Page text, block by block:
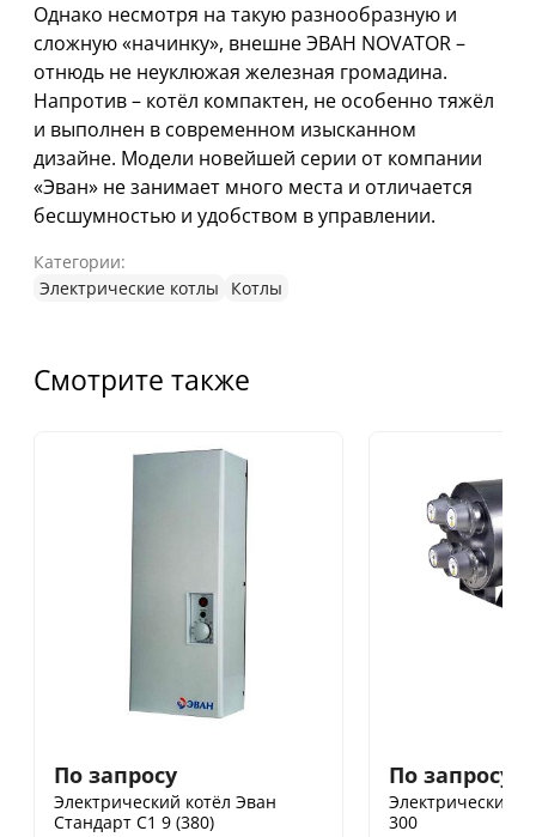
Однако несмотря на такую разнообразную и
сложную «начинку», внешне ЭВАН NOVATOR –
отнюдь не неуклюжая железная громадина.
Напротив – котёл компактен, не особенно тяжёл
и выполнен в современном изысканном
дизайне. Модели новейшей серии от компании
«Эван» не занимает много места и отличается
бесшумностью и удобством в управлении.
Категории:
Электрические котлы
Котлы
Смотрите также
По запросу
Электрический котёл Эван
Стандарт С1 9 (380)
По запросу
Электрический
300